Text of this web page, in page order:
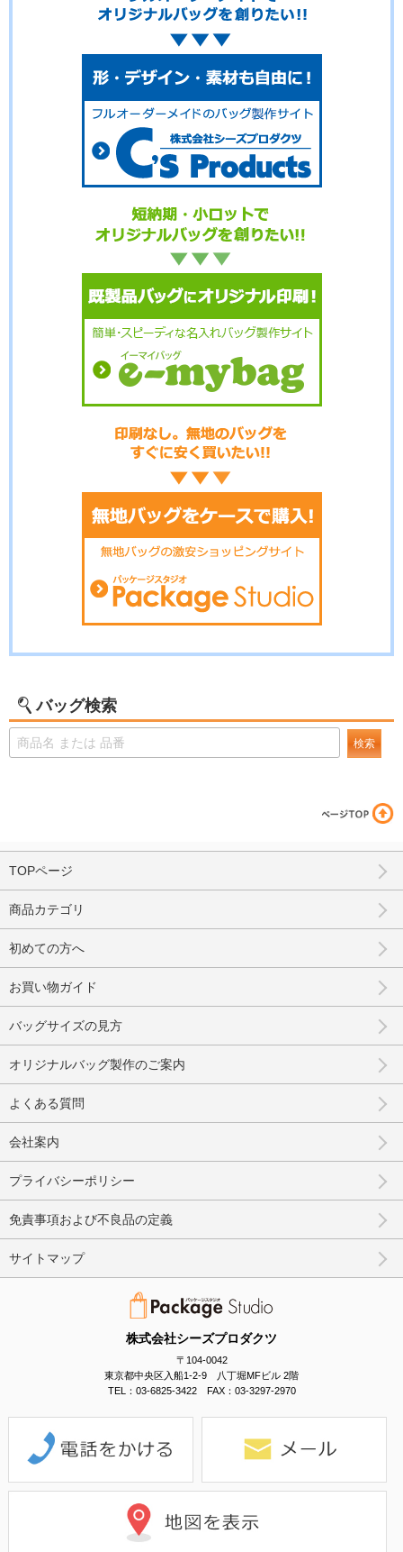
バッグ検索
検索
株式会社シーズプロダクツ
〒104-0042
東京都中央区入船1-2-9 八丁堀MFビル 2階
TEL：03-6825-3422 FAX：03-3297-2970
TOPページ
商品カテゴリ
初めての方へ
お買い物ガイド
バッグサイズの見方
オリジナルバッグ製作のご案内
よくある質問
会社案内
プライバシーポリシー
免責事項および不良品の定義
サイトマップ